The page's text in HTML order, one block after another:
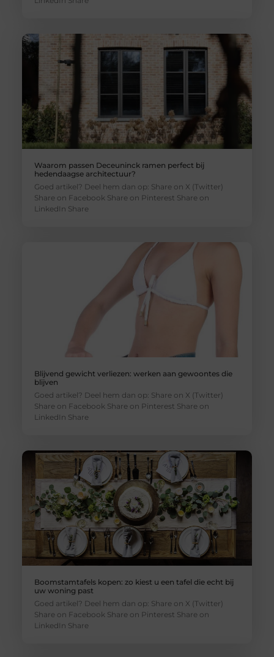
Waarom passen Deceuninck ramen perfect bij
hedendaagse architectuur?
Goed artikel? Deel hem dan op: Share on X (Twitter)
Share on Facebook Share on Pinterest Share on
LinkedIn Share
Blijvend gewicht verliezen: werken aan gewoontes die
blijven
Goed artikel? Deel hem dan op: Share on X (Twitter)
Share on Facebook Share on Pinterest Share on
LinkedIn Share
Boomstamtafels kopen: zo kiest u een tafel die echt bij
uw woning past
Goed artikel? Deel hem dan op: Share on X (Twitter)
Share on Facebook Share on Pinterest Share on
LinkedIn Share